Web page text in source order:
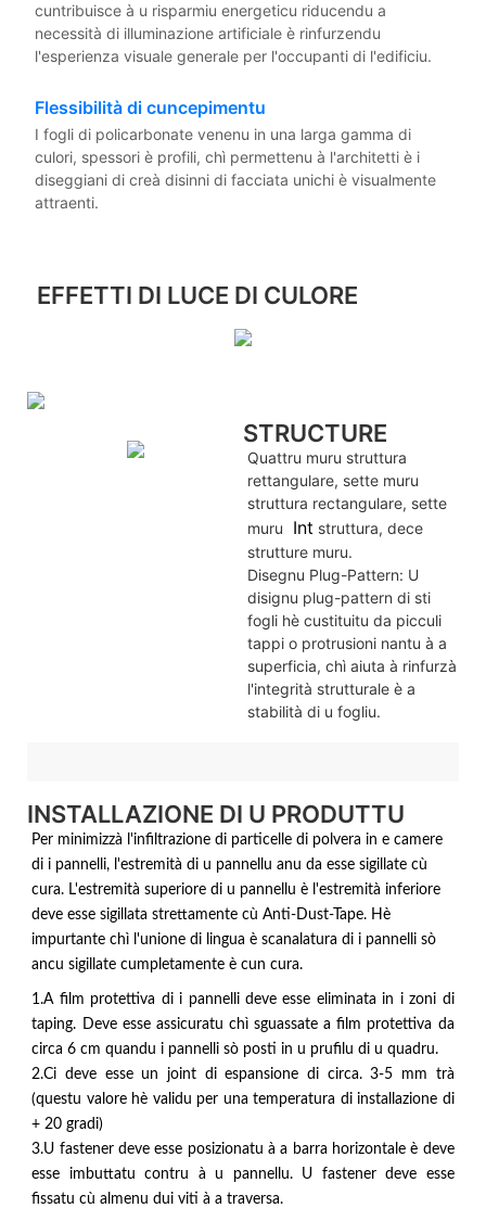
cuntribuisce à u risparmiu energeticu riducendu a
necessità di illuminazione artificiale è rinfurzendu
l'esperienza visuale generale per l'occupanti di l'edificiu.
Flessibilità di cuncepimentu
I fogli di policarbonate venenu in una larga gamma di
culori, spessori è profili, chì permettenu à l'architetti è i
diseggiani di creà disinni di facciata unichi è visualmente
attraenti.
EFFETTI DI LUCE DI CULORE
STRUCTURE
Quattru muru struttura
rettangulare, sette muru
struttura rectangulare, sette
muru
Int struttura, dece
strutture muru.
Disegnu Plug-Pattern: U
disignu plug-pattern di sti
fogli hè custituitu da picculi
tappi o protrusioni nantu à a
superficia, chì aiuta à rinfurzà
l'integrità strutturale è a
stabilità di u fogliu.
INSTALLAZIONE DI U PRODUTTU
Per minimizzà l'infiltrazione di particelle di polvera in e camere
di i pannelli, l'estremità di u pannellu anu da esse sigillate cù
cura. L'estremità superiore di u pannellu è l'estremità inferiore
deve esse sigillata strettamente cù Anti-Dust-Tape. Hè
impurtante chì l'unione di lingua è scanalatura di i pannelli sò
ancu sigillate cumpletamente è cun cura.
1.A film protettiva di i pannelli deve esse eliminata in i zoni di
taping. Deve esse assicuratu chì sguassate a film protettiva da
circa 6 cm quandu i pannelli sò posti in u prufilu di u quadru.
2.Ci deve esse un joint di espansione di circa. 3-5 mm trà
(questu valore hè validu per una temperatura di installazione di
+ 20 gradi)
3.U fastener deve esse posizionatu à a barra horizontale è deve
esse imbuttatu contru à u pannellu. U fastener deve esse
fissatu cù almenu dui viti à a traversa.